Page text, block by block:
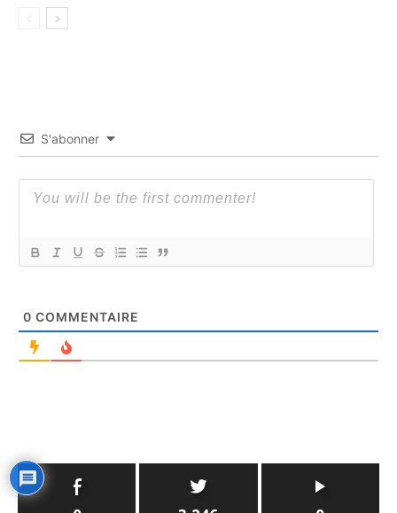
S'abonner
0 COMMENTAIRE